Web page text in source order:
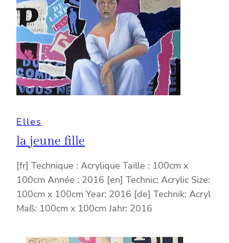
Elles
la jeune fille
[fr] Technique : Acrylique Taille : 100cm x
100cm Année : 2016 [en] Technic: Acrylic Size:
100cm x 100cm Year: 2016 [de] Technik: Acryl
Maß: 100cm x 100cm Jahr: 2016